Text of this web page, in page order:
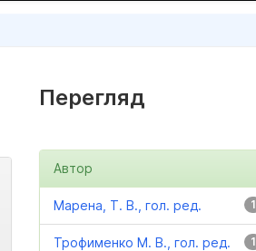
Перегляд
Автор
1
Марена, Т. В., гол. ред.
1
Трофименко М. В., гол. ред.